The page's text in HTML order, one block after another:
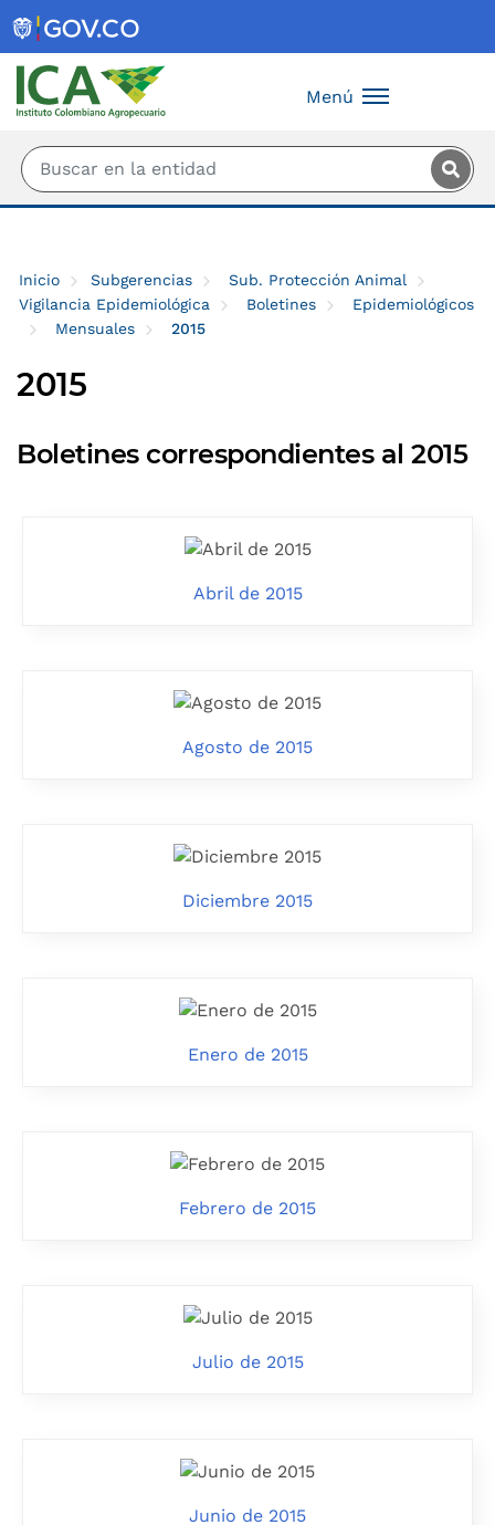
Menú
Inicio Subgerencias
Sub. Protección Animal
Vigilancia Epidemiológica
Boletines
Epidemiológicos
Mensuales
2015
2015
Boletines correspondientes al 2015
Abril de 2015
Agosto de 2015
Diciembre 2015
Enero de 2015
Febrero de 2015
Julio de 2015
Junio de 2015